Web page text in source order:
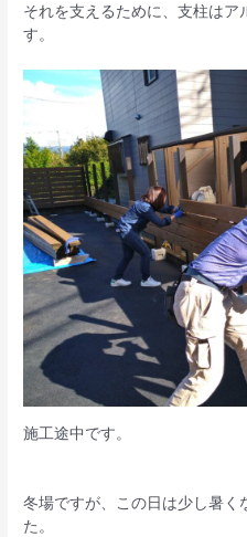
それを支えるために、支柱はア
す。
施工途中です。
冬場ですが、この日は少し暑く
た。